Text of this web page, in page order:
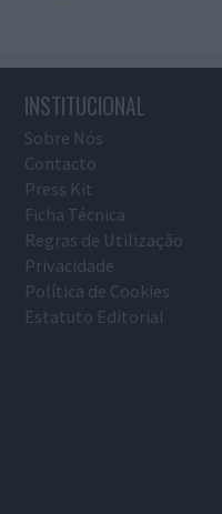
INSTITUCIONAL
Sobre Nós
Contacto
Press Kit
Ficha Técnica
Regras de Utilização
Privacidade
Política de Cookies
Estatuto Editorial